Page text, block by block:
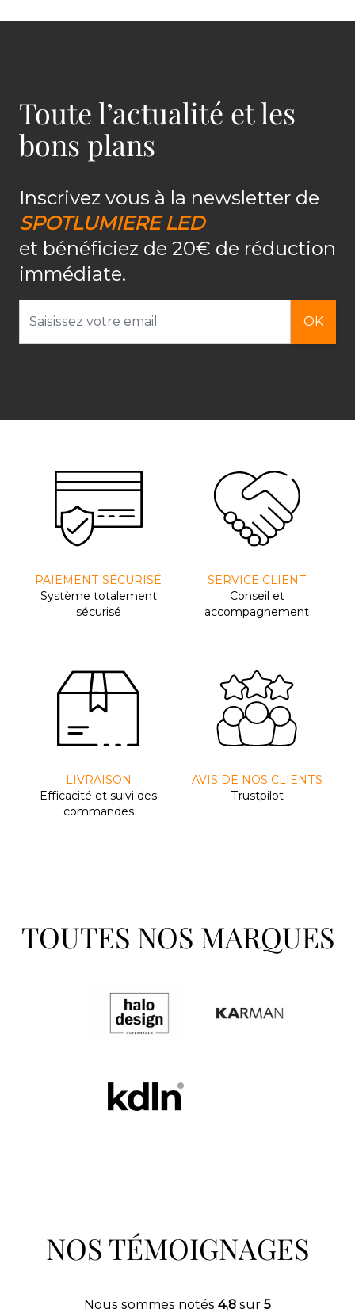
Toute l’actualité et les
bons plans
Inscrivez vous à la newsletter de
SPOTLUMIERE LED
et bénéficiez de 20€ de réduction
immédiate.
OK
PAIEMENT SÉCURISÉ
Système totalement
sécurisé
SERVICE CLIENT
Conseil et
accompagnement
LIVRAISON
Efﬁcacité et suivi des
commandes
AVIS DE NOS CLIENTS
Trustpilot
TOUTES NOS MARQUES
NOS TÉMOIGNAGES
Nous sommes notés 4,8 sur 5